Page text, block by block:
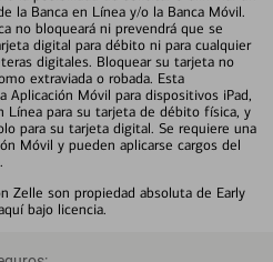
la Banca en Línea y/o la Banca Móvil.
no bloqueará ni prevendrá que se
digital para débito ni para cualquier
digitales. Bloquear su tarjeta no
extraviada o robada. Esta
Móvil para dispositivos iPad,
Línea para su tarjeta de débito física, y
para su tarjeta digital. Se requiere una
Móvil y pueden aplicarse cargos del
Zelle son propiedad absoluta de Early
bajo licencia.